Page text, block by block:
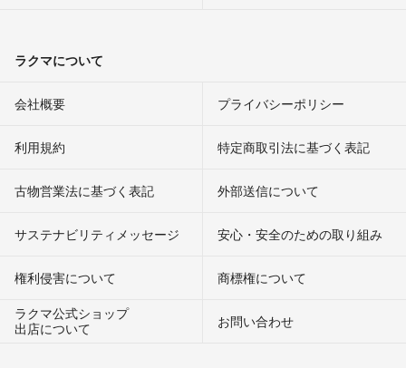
ラクマについて
会社概要 プライバシーポリシー
利用規約 特定商取引法に基づく表記
古物営業法に基づく表記 外部送信について
サステナビリティメッセージ 安心・安全のための取り組み
権利侵害について
商標権について
ラクマ公式ショップ
出店について
お問い合わせ